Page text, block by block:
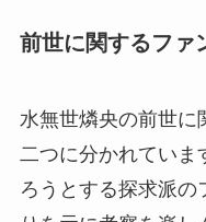
前世に関するファ
水無世燐央の前世に
二つに分かれていま
ろうとする探求派